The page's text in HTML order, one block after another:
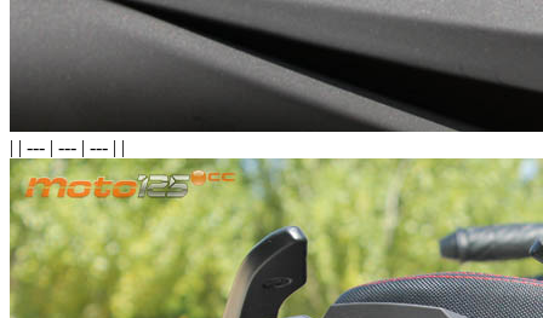
| | --- | --- | --- | |